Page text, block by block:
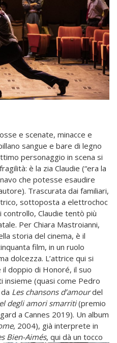
e scenate, minacce e
sangue e bare di legno
personaggio in scena si
è la zia Claudie (“era la
che potesse esaudire
Trascurata dai familiari,
sottoposta a elettrochoc
Claudie tentò più
Per Chiara Mastroianni,
storia del cinema, è il
film, in un ruolo
dolcezza. L’attrice qui si
doppio di Honoré, il suo
insieme (quasi come Pedro
Les chansons d’amourdel
degli amori smarriti(premio
a Cannes 2019). Un album
, 2004), già interprete in
Bien-Aimés, qui dà un tocco